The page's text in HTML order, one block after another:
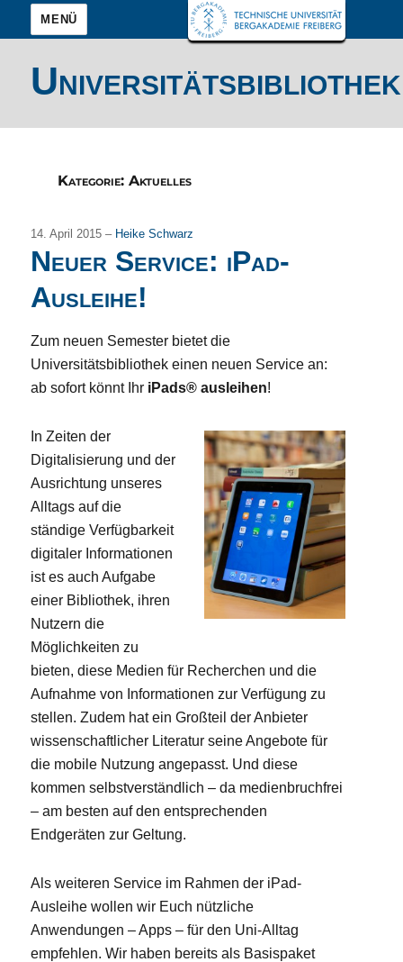
MENÜ
Universitätsbibliothek
Kategorie: Aktuelles
14. April 2015 – Heike Schwarz
Neuer Service: iPad-
Ausleihe!
Zum neuen Semester bietet die
Universitätsbibliothek einen neuen Service an:
ab sofort könnt Ihr iPads® ausleihen!
In Zeiten der
Digitalisierung und der
Ausrichtung unseres
Alltags auf die
ständige Verfügbarkeit
digitaler Informationen
ist es auch Aufgabe
einer Bibliothek, ihren
Nutzern die
Möglichkeiten zu
bieten, diese Medien für Recherchen und die
Aufnahme von Informationen zur Verfügung zu
stellen. Zudem hat ein Großteil der Anbieter
wissenschaftlicher Literatur seine Angebote für
die mobile Nutzung angepasst. Und diese
kommen selbstverständlich – da medienbruchfrei
– am besten auf den entsprechenden
Endgeräten zur Geltung.
Als weiteren Service im Rahmen der iPad-
Ausleihe wollen wir Euch nützliche
Anwendungen – Apps – für den Uni-Alltag
empfehlen. Wir haben bereits als Basispaket